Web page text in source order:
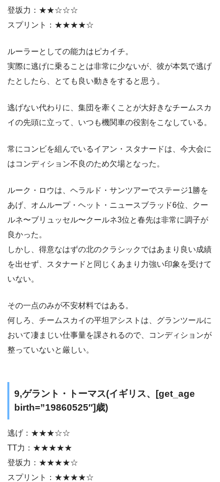
登坂力：★★☆☆☆
スプリント：★★★★☆
ルーラーとしての能力はピカイチ。
実際に逃げに乗ることは非常に少ないが、彼が本気で逃げ
たとしたら、とても良い動きをすると思う。
逃げない代わりに、集団を牽くことが大好きなチームスカ
イの先頭に立って、いつも機関車の役割をこなしている。
常にコンビを組んでいるイアン・スタナードは、今大会に
はコンディション不良のため欠場となった。
ルーク・ロウは、ヘラルド・サンツアーでステージ1勝を
あげ、オムループ・ヘット・ニュースブラッド6位、クー
ルネ〜ブリュッセル〜クールネ3位と春先は非常に調子が
良かった。
しかし、得意なはずの北のクラシックではあまり良い成績
を出せず、スタナードと同じくあまり力強い印象を受けて
いない。
その一点のみが不安材料ではある。
何しろ、チームスカイの平坦アシストは、グランツールに
おいて凄まじい仕事量を課されるので、コンディションが
整っていないと厳しい。
9,ゲラント・トーマス(イギリス、[get_age
birth=”19860525″]歳)
逃げ：★★★☆☆
TT力：★★★★★
登坂力：★★★★☆
スプリント：★★★★☆